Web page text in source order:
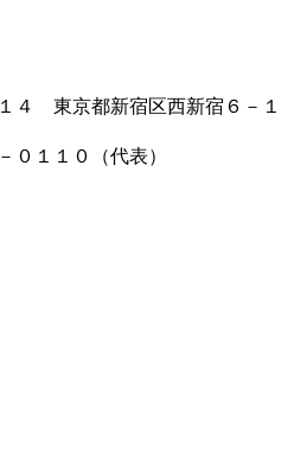
４ 東京都新宿区西新宿６－１
０１１０（代表）